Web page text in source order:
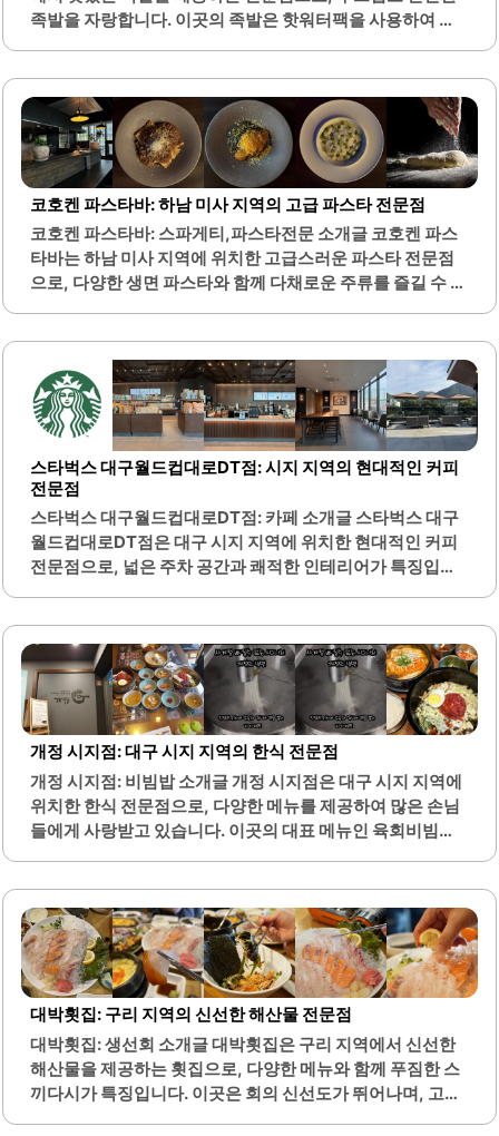
들이 원하는 만큼..
족발을 자랑합니다. 이곳의 족발은 핫워터팩을 사용하여 항
폭이 넓습니다.포장 전문점으로, 고객이 원하는 시간에 맞춰
신속하게 포장해 주어 편리함을 더합니다. 구구족 동해점은
가족 단위 고객에게 적합한 양을 제공하여, 성인과 아이 모두
가 만족할 수 있는 메뉴 구성을 갖추고 있습니다. 막국수와 같
은 사이드 메뉴도 별미로, 많은 고객들이 이 메뉴를 함께 즐깁
니다.이곳의 족발은 가격 대비 양이 많아 가성비가 뛰어나며,
여러 사람과 함께 나누어 먹기에도 적합합니다. 친절한 서비
스와 함께 제공되는 다양한 구성품은 고객의 만족도를 높이
는..
코호켄 파스타바: 하남 미사 지역의 고급 파스타 전문점
코호켄 파스타바: 스파게티,파스타전문 소개글 코호켄 파스
타바는 하남 미사 지역에 위치한 고급스러운 파스타 전문점
으로, 다양한 생면 파스타와 함께 다채로운 주류를 즐길 수 있
제공합니다. 메뉴는 각기 다른 특색을 지닌 요리들로 구성되
어 있어 선택의 폭이 넓습니다.특히, 신선한 재료를 사용하여
정성스럽게 조리된 생면 파스타는 이곳의 자랑입니다. 고객
들은 다양한 파스타 코스를 경험할 수 있으며, 각 코스는 개성
넘치는 맛으로 구성되어 있습니다. 또한, 가격대가 합리적이
어서 여러 가지 메뉴를 부담 없이 시도할 수 있는 점이 장점입
니다.코호켄 파스타바의 분위기는 깔끔하고 세련되어, 친구
나 연인과 함께 가볍게 술 한 잔을 즐기기에도 적합합니다. 이
곳에서 제공되는 요리는..
스타벅스 대구월드컵대로DT점: 시지 지역의 현대적인 커피
전문점
스타벅스 대구월드컵대로DT점: 카페 소개글 스타벅스 대구
월드컵대로DT점은 대구 시지 지역에 위치한 현대적인 커피
전문점으로, 넓은 주차 공간과 쾌적한 인테리어가 특징입니
게 밝혀줍니다. 또한, 주변 경관이 아름다워 커피 한 잔과 함
께 여유로운 시간을 보낼 수 있는 최적의 장소입니다.매장 내
부는 깔끔하고 정돈되어 있어 고객들이 쾌적한 환경에서 음
료를 즐길 수 있습니다. 직원들은 친절하게 서비스를 제공하
여 방문객들이 편안하게 느낄 수 있도록 돕습니다. 이곳은 특
히 아침 시간대에 방문하면 한적하게 커피를 즐길 수 있는 장
점이 있습니다.다양한 음료와 간단한 스낵 메뉴가 마련되어
있어 고객의 다양한 취향을 충족시킬 수 있습니다. 또한, 매장
내에서 제공되는..
개정 시지점: 대구 시지 지역의 한식 전문점
개정 시지점: 비빔밥 소개글 개정 시지점은 대구 시지 지역에
위치한 한식 전문점으로, 다양한 메뉴를 제공하여 많은 손님
들에게 사랑받고 있습니다. 이곳의 대표 메뉴인 육회비빔밥
길 수 있어 선택의 폭이 넓습니다.매장은 깔끔하게 관리되어
있으며, 조용한 분위기에서 식사를 할 수 있는 룸도 마련되어
있어 가족 모임이나 소규모 회식에 적합합니다. 직원들은 친
절하게 손님을 맞이하며, 서비스 또한 우수하여 편안한 식사
경험을 제공합니다. 개정 시지점은 대구 신매역과 가까운 위
치에 있어 접근성이 뛰어나며, 주차 공간도 마련되어 있어 차
량 이용이 편리합니다.이곳은 맛뿐만 아니라 분위기와 서비
스까지 모두 만족스러운 곳으로, 다양한 한식 메뉴를 통해 손
님들의..
대박횟집: 구리 지역의 신선한 해산물 전문점
대박횟집: 생선회 소개글 대박횟집은 구리 지역에서 신선한
해산물을 제공하는 횟집으로, 다양한 메뉴와 함께 푸짐한 스
끼다시가 특징입니다. 이곳은 회의 신선도가 뛰어나며, 고객